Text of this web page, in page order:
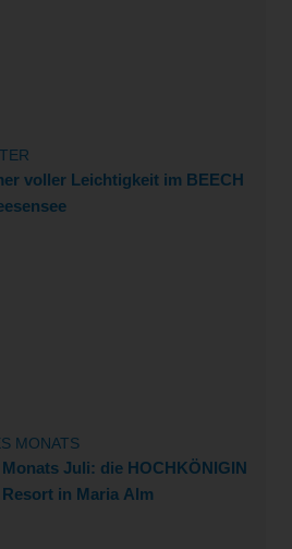
voller Leichtigkeit im BEECH
MONATS
Juli: die HOCHKÖNIGIN
in Maria Alm